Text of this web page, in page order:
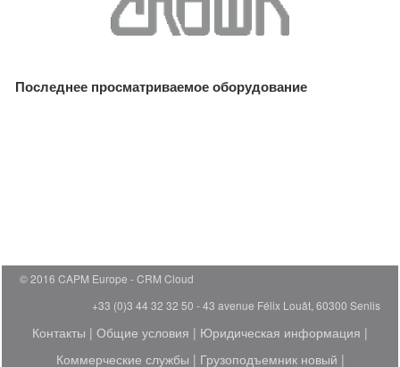
Последнее просматриваемое оборудование
© 2016 CAPM Europe
CRM Cloud
+33 (0)3 44 32 32 50 - 43 avenue Félix Louât, 60300 Senlis
Контакты | Общие условия | Юридическая информация |
Коммерческие службы | Грузоподъемник новый |